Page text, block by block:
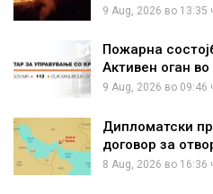
9 Aug, 2026 во 13:35
Пожарна
Активен оган
9 Aug, 2026 во 09:46
Дипломатски
договор за
8 Aug, 2026 во 16:36